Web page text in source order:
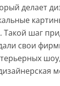
делает
шаг
свои